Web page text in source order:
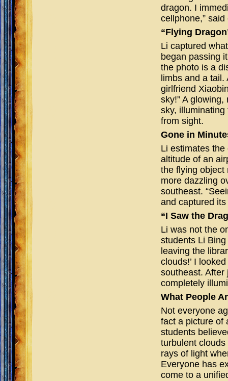
dragon. I
cellphone,”
“Flying
Li captured
began passing
the photo is a
limbs and a
girlfriend
sky!” A
sky,
from sight.
Gone in
Li estimates
altitude of an
the flying object
more dazzling
southeast.
and captured
“I Saw the
Li was not the
students Li
leaving the
clouds!’ I
southeast. After
completely
What People
Not everyone
fact a picture of
students
turbulent
rays of light
Everyone has
come to a